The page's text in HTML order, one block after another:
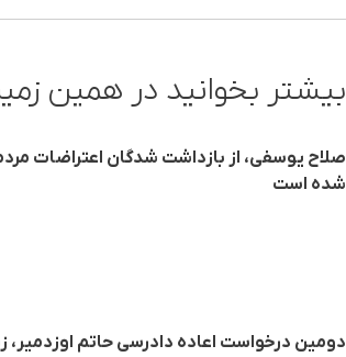
بیشتر بخوانید در همین
صلاح یوسفی، از بازداشت‌ شدگان اعتراضات
شده است
دومین درخواست اعاده دادرسی حاتم